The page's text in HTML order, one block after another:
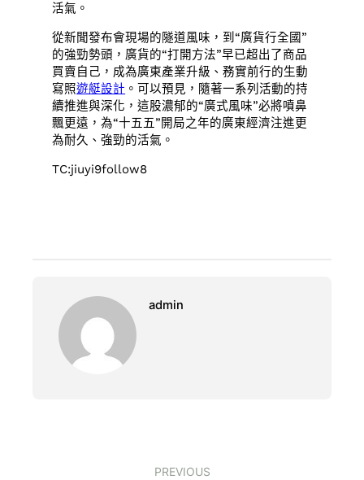
活氣。
從新聞發布會現場的隧道風味，到“廣貨行全國”
的強勁勢頭，廣貨的“打開方法”早已超出了商品
買賣自己，成為廣東產業升級、務實前行的生動
寫照遊艇設計 。可以預見，隨著一系列活動的持
續推進與深化，這股濃郁的“廣式風味”必將噴鼻
飄更遠，為“十五五”開局之年的廣東經濟注進更
為耐久、強勁的活氣。
TC:jiuyi9follow8
admin
PREVIOUS